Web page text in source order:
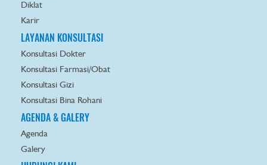
Diklat
Karir
LAYANAN KONSULTASI
Konsultasi Dokter
Konsultasi Farmasi/Obat
Konsultasi Gizi
Konsultasi Bina Rohani
AGENDA & GALERY
Agenda
Galery